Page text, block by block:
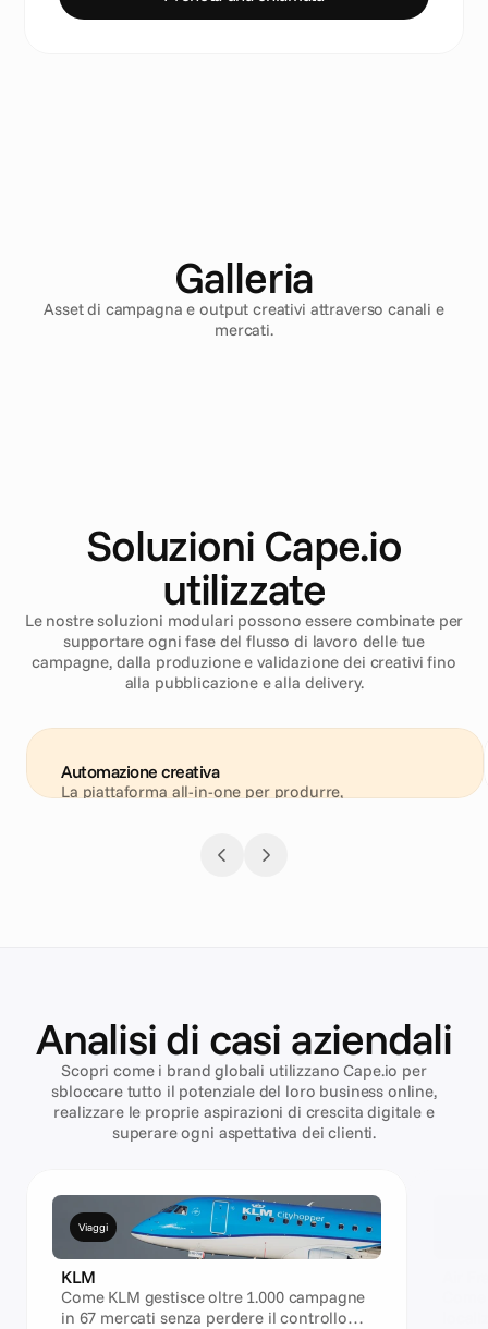
Galleria
Asset di campagna e output creativi attraverso canali e
mercati.
Soluzioni Cape.io
utilizzate
Le nostre soluzioni modulari possono essere combinate per
supportare ogni fase del flusso di lavoro delle tue
campagne, dalla produzione e validazione dei creativi fino
alla pubblicazione e alla delivery.
Automazione creativa
La piattaforma all-in-one per produrre,
Analisi di casi aziendali
Scopri come i brand globali utilizzano Cape.io per
sbloccare tutto il potenziale del loro business online,
realizzare le proprie aspirazioni di crescita digitale e
superare ogni aspettativa dei clienti.
Viaggi
KLM
Come KLM gestisce oltre 1.000 campagne
in 67 mercati senza perdere il controllo